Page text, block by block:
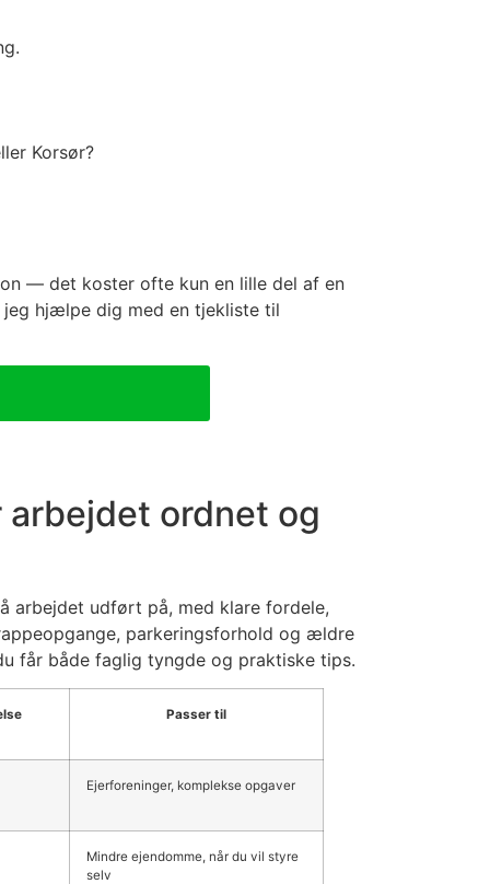
Korsør?
— det koster ofte kun en lille del af en
hjælpe dig med en tjekliste til
ordnet og
arbejdet udført på, med klare fordele,
parkeringsforhold og ældre
får både faglig tyngde og praktiske tips.
Passer til
Ejerforeninger, komplekse opgaver
Mindre ejendomme, når du vil styre
selv